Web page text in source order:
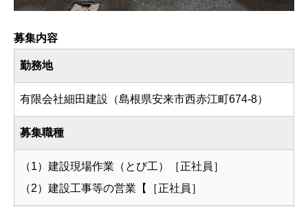
募集内容
勤務地
有限会社細田建設（島根県安来市西赤江町674-8）
募集職種
（1）建設現場作業（とび工）［正社員］
（2）建設工事等の営業【［正社員］